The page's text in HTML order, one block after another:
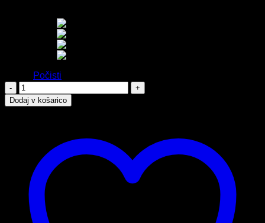
Počisti
Kineziološki
trak
količina
Dodaj v košarico